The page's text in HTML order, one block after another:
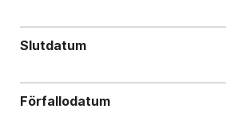
Slutdatum
Förfallodatum